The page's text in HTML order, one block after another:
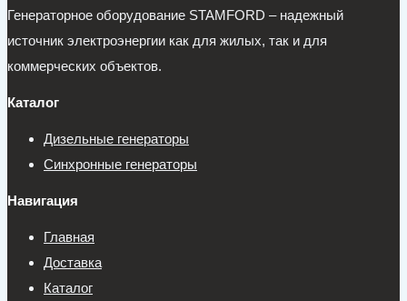
Генераторное оборудование STAMFORD – надежный
источник электроэнергии как для жилых, так и для
коммерческих объектов.
Каталог
Дизельные генераторы
Синхронные генераторы
Навигация
Главная
Доставка
Каталог